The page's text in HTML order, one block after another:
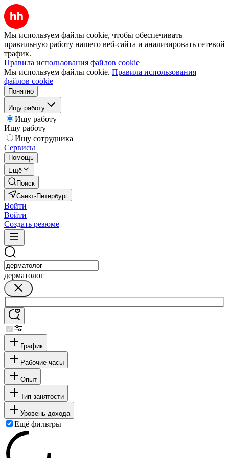
Мы используем файлы cookie, чтобы обеспечивать
правильную работу нашего веб-сайта и анализировать сетевой
трафик.
Правила использования файлов cookie
Мы используем файлы cookie. Правила использования
файлов cookie
Понятно
Ищу работу
Ищу работу
Ищу работу
Ищу сотрудника
Сервисы
Помощь
Ещё
Поиск
Санкт-Петербург
Войти
Войти
Создать резюме
дерматолог
График
Рабочие часы
Опыт
Тип занятости
Уровень дохода
Ещё фильтры